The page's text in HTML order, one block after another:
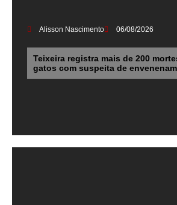
Alisson Nascimento 06/08/2026
Teixeira registra mais de 200
gatos com suspeita de